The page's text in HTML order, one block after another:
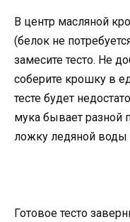
В центр масляной
(белок не
замесите тесто. Не
соберите крошку в
тесте будет
мука бывает разной
ложку ледяной воды
Готовое тесто